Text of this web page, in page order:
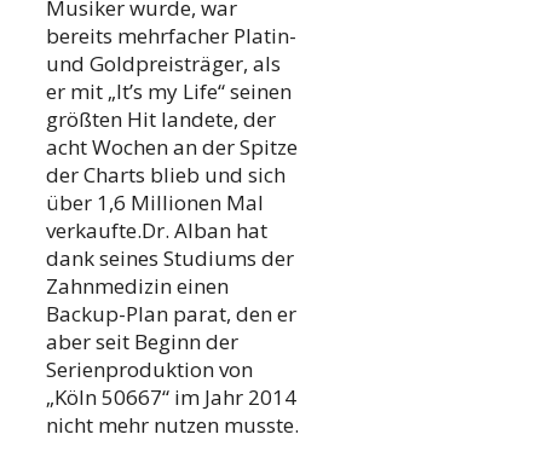
Musiker wurde, war
bereits mehrfacher Platin-
und Goldpreisträger, als
er mit „It’s my Life“ seinen
größten Hit landete, der
acht Wochen an der Spitze
der Charts blieb und sich
über 1,6 Millionen Mal
verkaufte.Dr. Alban hat
dank seines Studiums der
Zahnmedizin einen
Backup-Plan parat, den er
aber seit Beginn der
Serienproduktion von
„Köln 50667“ im Jahr 2014
nicht mehr nutzen musste.